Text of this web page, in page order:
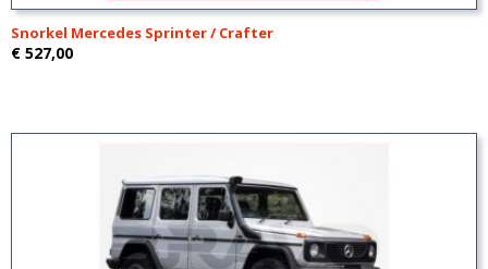
Snorkel Mercedes Sprinter / Crafter
€ 527,00